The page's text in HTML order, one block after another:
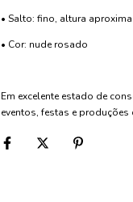
• Salto: fino, altura
• Cor: nude rosado
Em excelente estado de
eventos, festas e